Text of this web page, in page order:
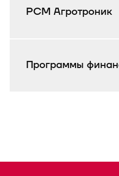
РСМ Агротроник
Программы